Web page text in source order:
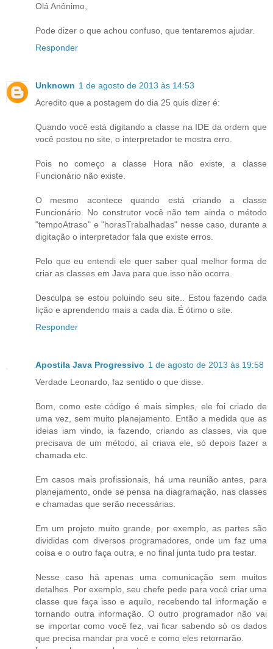
Olá Anônimo,
Pode dizer o que achou confuso, que tentaremos ajudar.
Responder
Unknown 1 de agosto de 2013 às 14:53
Acredito que a postagem do dia 25 quis dizer é:
Quando você está digitando a classe na IDE da ordem que
você postou no site, o interpretador te mostra erro.
Pois no começo a classe Hora não existe, a classe
Funcionário não existe.
O mesmo acontece quando está criando a classe
Funcionário. No construtor você não tem ainda o método
"tempoAtraso" e "horasTrabalhadas" nesse caso, durante a
digitação o interpretador fala que existe erros.
Pelo que eu entendi ele quer saber qual melhor forma de
criar as classes em Java para que isso não ocorra.
Desculpa se estou poluindo seu site.. Estou fazendo cada
lição e aprendendo mais a cada dia. É ótimo o site.
Responder
Apostila Java Progressivo 1 de agosto de 2013 às 19:58
Verdade Leonardo, faz sentido o que disse.
Bom, como este código é mais simples, ele foi criado de
uma vez, sem muito planejamento. Então a medida que as
ideias iam vindo, ia fazendo, criando as classes, via que
precisava de um método, aí criava ele, só depois fazer a
chamada etc.
Em casos mais profissionais, há uma reunião antes, para
planejamento, onde se pensa na diagramação, nas classes
e chamadas que serão necessárias.
Em um projeto muito grande, por exemplo, as partes são
divididas com diversos programadores, onde um faz uma
coisa e o outro faça outra, e no final junta tudo pra testar.
Nesse caso há apenas uma comunicação sem muitos
detalhes. Por exemplo, seu chefe pede para você criar uma
classe que faça isso e aquilo, recebendo tal informação e
tornando outra informação. O outro programador não vai
se importar como você fez, vai ficar sabendo só os dados
que precisa mandar pra você e como eles retornarão.